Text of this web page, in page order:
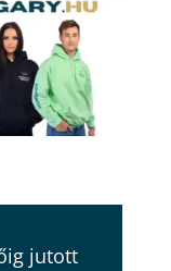
jutott